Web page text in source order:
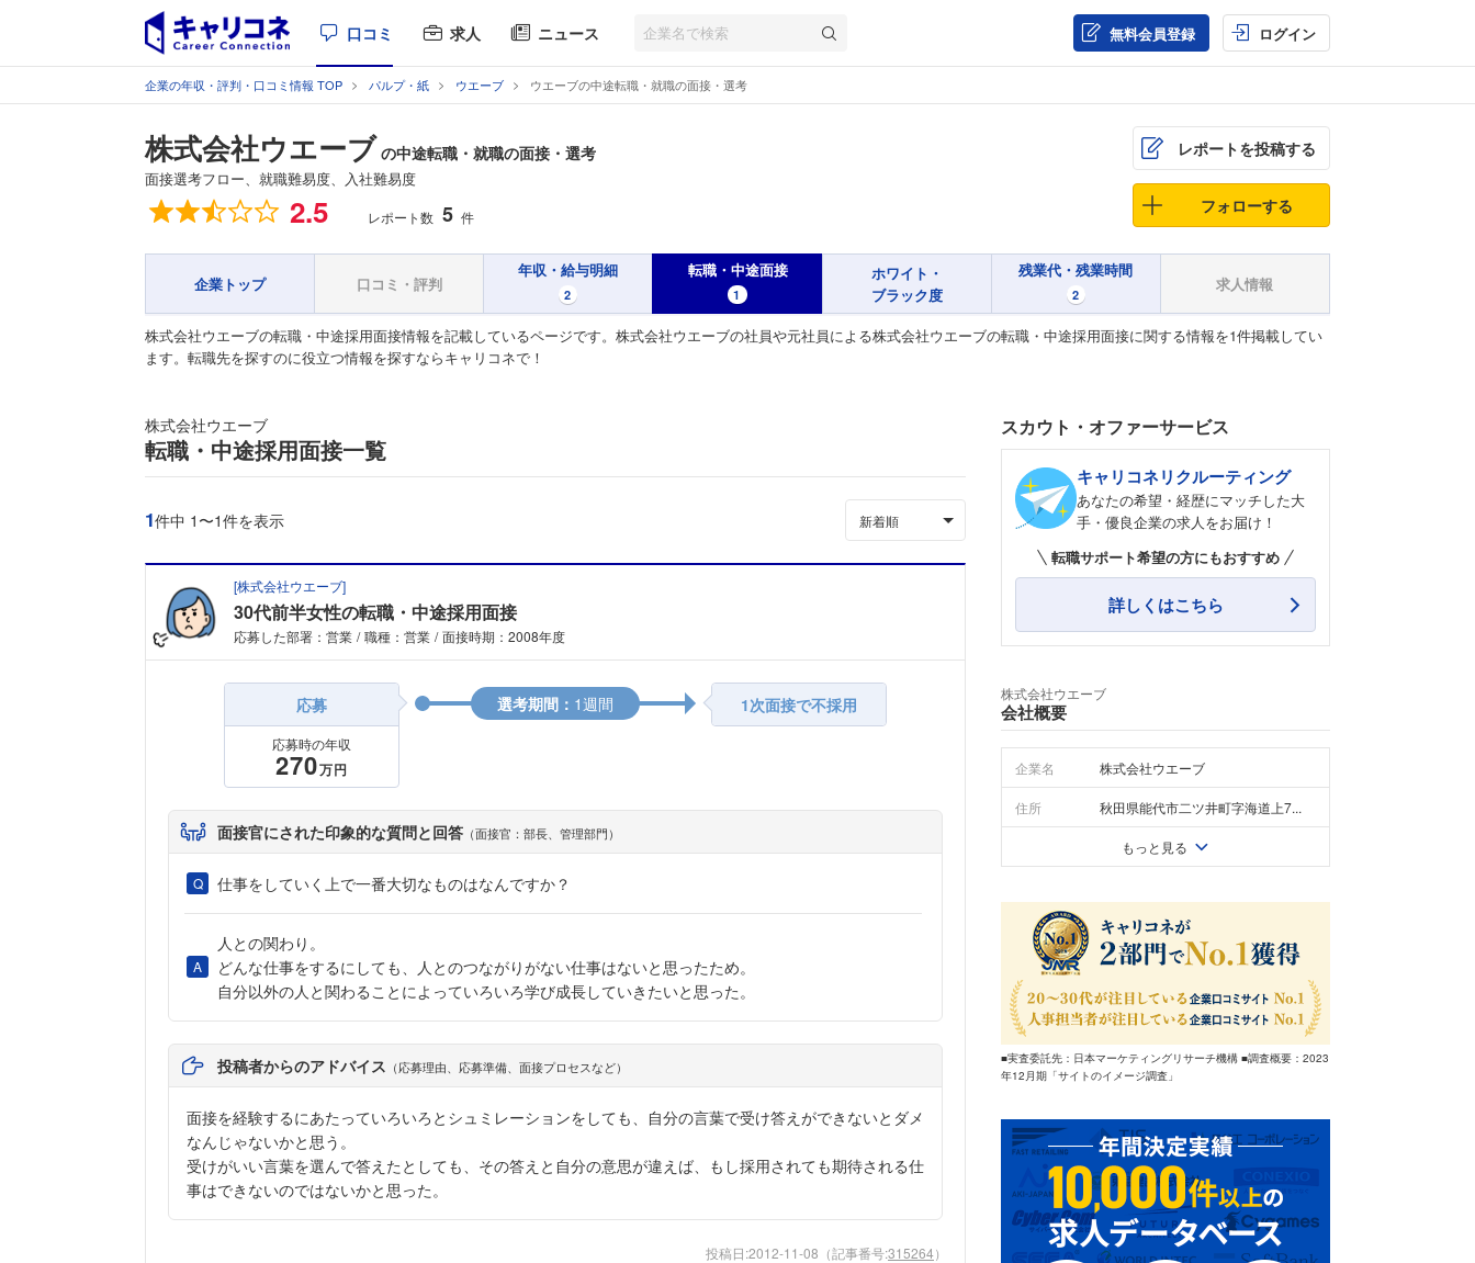
口コミ 求人 ニュース 無料会員登録 ログイン
企業の年収・評判・口コミ情報 TOP パルプ・紙 ウエーブ ウエーブの中途転職・就職の面接・選考
株式会社ウエーブ の中途転職・就職の面接・選考
面接選考フロー、就職難易度、入社難易度
総合評価 2.5 レポート数 5 件
レポートを投稿する
フォローする
企業トップ 口コミ・評判
年収・給与明細
2
転職・中途面接
1
ホワイト・
ブラック度
残業代・残業時間
2
求人情報
株式会社ウエーブの転職・中途採用面接情報を記載しているページです。株式会社ウエーブの社員や元社員による株式会社ウエーブの転職・中途採用面接に関する情報を1件掲載してい
ます。転職先を探すのに役立つ情報を探すならキャリコネで！
株式会社ウエーブ
転職・中途採用面接一覧
1件中 1〜1件を表示 新着順
[株式会社ウエーブ]
30代前半女性の転職・中途採用面接
応募した部署：営業 職種：営業 面接時期：2008年度
選考期間： 1週間
応募
応募時の年収
270万円
1次面接で不採用
面接官にされた印象的な質問と回答 （面接官：部長、管理部門）
仕事をしていく上で一番大切なものはなんですか？
人との関わり。
どんな仕事をするにしても、人とのつながりがない仕事はないと思ったため。
自分以外の人と関わることによっていろいろ学び成長していきたいと思った。
投稿者からのアドバイス （応募理由、応募準備、面接プロセスなど）
面接を経験するにあたっていろいろとシュミレーションをしても、自分の言葉で受け答えができないとダメ
なんじゃないかと思う。
受けがいい言葉を選んで答えたとしても、その答えと自分の意思が違えば、もし採用されても期待される仕
事はできないのではないかと思った。
投稿日:2012-11-08 （記事番号:315264）
スカウト・オファーサービス
キャリコネリクルーティング
あなたの希望・経歴にマッチした大
手・優良企業の求人をお届け！
転職サポート希望の方にもおすすめ
詳しくはこちら
株式会社ウエーブ
会社概要
企業名 株式会社ウエーブ
住所 秋田県能代市二ツ井町字海道上7...
もっと見る
■実査委託先：日本マーケティングリサーチ機構 ■調査概要：2023
年12月期「サイトのイメージ調査」